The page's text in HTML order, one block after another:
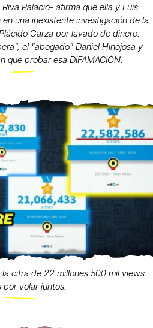
Palacio- afirma que ella y Luis
una inexistente investigación de la
Garza por lavado de dinero.
el "abogado" Daniel Hinojosa y
que probar esa DIFAMACIÓN.
cifra de 22 millones 500 mil views.
por volar juntos.